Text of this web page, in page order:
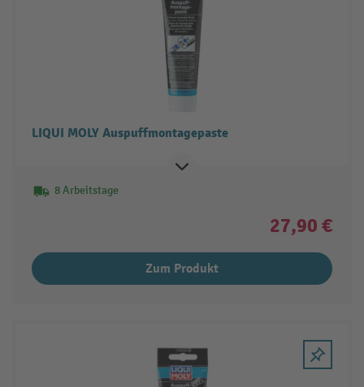
LIQUI MOLY Auspuffmontagepaste
8 Arbeitstage
27,90 €
Zum Produkt